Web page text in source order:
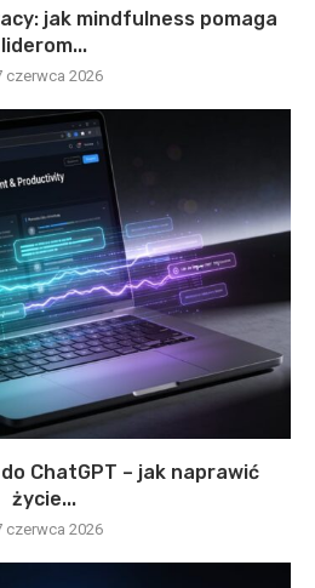
jak mindfulness pomaga
liderom...
czerwca 2026
ChatGPT – jak naprawić
życie...
czerwca 2026